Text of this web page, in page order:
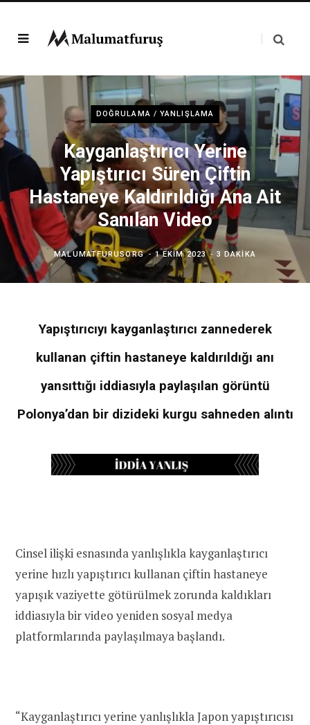
DOĞRULAMA / YANLIŞLAMA
Kayganlaştırıcı Yerine
Yapıştırıcı Süren Çiftin
Hastaneye Kaldırıldığı Ana Ait
Sanılan Video
MALUMATFURUSORG 1 EKIM 2023 3 DAKIKA
Yapıştırıcıyı kayganlaştırıcı zannederek
kullanan çiftin hastaneye kaldırıldığı anı
yansıttığı iddiasıyla paylaşılan görüntü
Polonya’dan bir dizideki kurgu sahneden alıntı
Cinsel ilişki esnasında yanlışlıkla kayganlaştırıcı
yerine hızlı yapıştırıcı kullanan çiftin hastaneye
yapışık vaziyette götürülmek zorunda kaldıkları
iddiasıyla bir video yeniden sosyal medya
platformlarında paylaşılmaya başlandı.
“Kayganlaştırıcı yerine yanlışlıkla Japon yapıştırıcısı